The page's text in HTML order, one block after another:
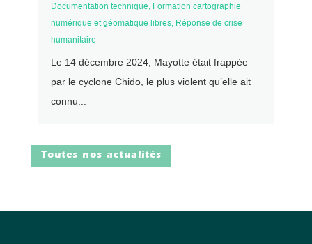
Documentation technique, Formation cartographie
numérique et géomatique libres, Réponse de crise
humanitaire
Le 14 décembre 2024, Mayotte était frappée
par le cyclone Chido, le plus violent qu’elle ait
connu...
Toutes nos actualités